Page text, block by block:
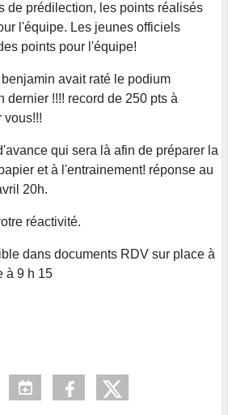
de prédilection, les points réalisés
l'équipe. Les jeunes officiels
points pour l'équipe!
avait raté le podium
dernier !!!! record de 250 pts à
vous!!!
qui sera là afin de préparer la
et à l'entrainement! réponse au
20h.
réactivité.
dans documents RDV sur place à
à 9 h 15